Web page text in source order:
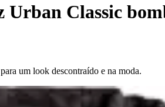
Urban Classic
um look descontraído e na moda.